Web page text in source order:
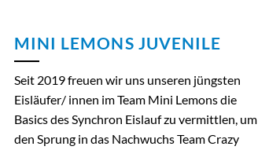
MINI LEMONS JUVENILE
Seit 2019 freuen wir uns unseren jüngsten
Eisläufer/ innen im Team Mini Lemons die
Basics des Synchron Eislauf zu vermittlen, um
den Sprung in das Nachwuchs Team Crazy